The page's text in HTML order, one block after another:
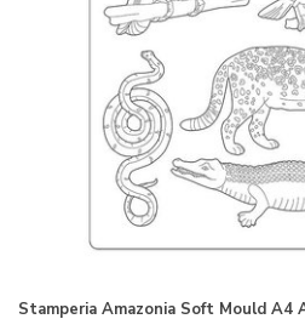
Stamperia Amazonia Soft Mould A4